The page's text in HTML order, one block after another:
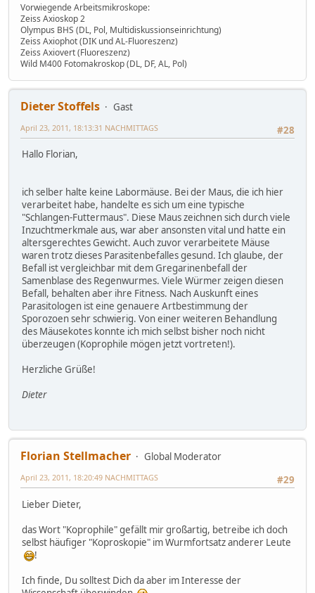
Vorwiegende Arbeitsmikroskope:
Zeiss Axioskop 2
Olympus BHS (DL, Pol, Multidiskussionseinrichtung)
Zeiss Axiophot (DIK und AL-Fluoreszenz)
Zeiss Axiovert (Fluoreszenz)
Wild M400 Fotomakroskop (DL, DF, AL, Pol)
Dieter Stoffels
Gast
#28
April 23, 2011, 18:13:31 NACHMITTAGS
Hallo Florian,
ich selber halte keine Labormäuse. Bei der Maus, die ich hier
verarbeitet habe, handelte es sich um eine typische
"Schlangen-Futtermaus". Diese Maus zeichnen sich durch viele
Inzuchtmerkmale aus, war aber ansonsten vital und hatte ein
altersgerechtes Gewicht. Auch zuvor verarbeitete Mäuse
waren trotz dieses Parasitenbefalles gesund. Ich glaube, der
Befall ist vergleichbar mit dem Gregarinenbefall der
Samenblase des Regenwurmes. Viele Würmer zeigen diesen
Befall, behalten aber ihre Fitness. Nach Auskunft eines
Parasitologen ist eine genauere Artbestimmung der
Sporozoen sehr schwierig. Von einer weiteren Behandlung
des Mäusekotes konnte ich mich selbst bisher noch nicht
überzeugen (Koprophile mögen jetzt vortreten!).
Herzliche Grüße!
Dieter
Florian Stellmacher
Global Moderator
#29
April 23, 2011, 18:20:49 NACHMITTAGS
Lieber Dieter,
das Wort "Koprophile" gefällt mir großartig, betreibe ich doch
selbst häufiger "Koproskopie" im Wurmfortsatz anderer Leute
!
Ich finde, Du solltest Dich da aber im Interesse der